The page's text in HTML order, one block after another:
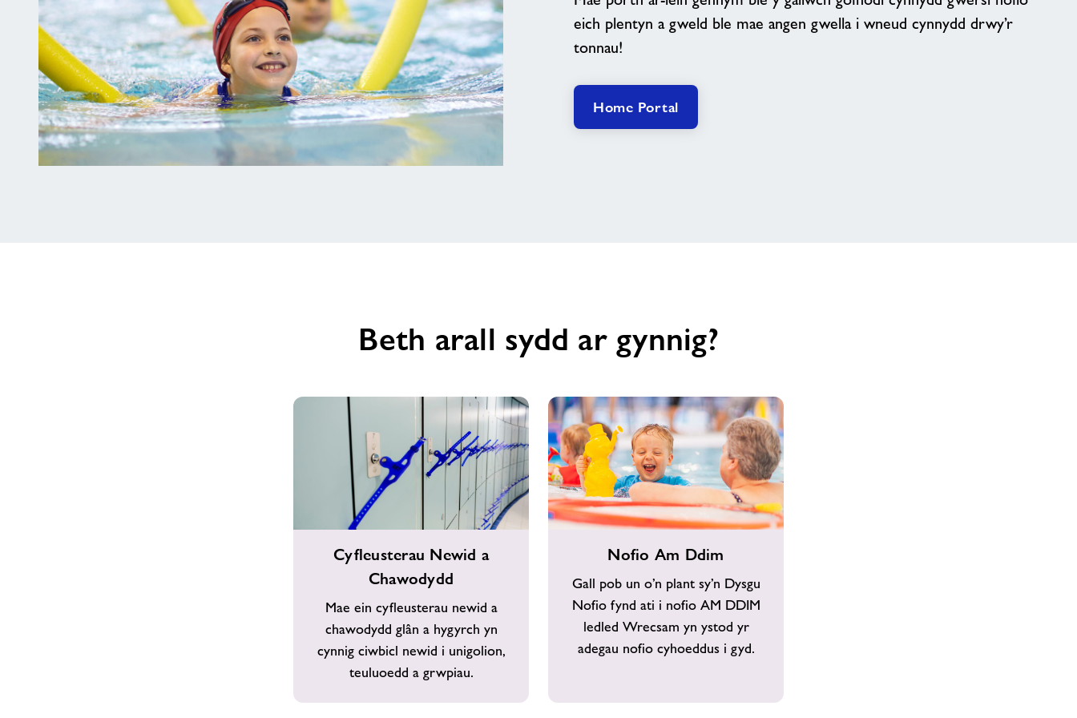
eich plentyn a gweld ble mae angen gwella i wneud cynnydd drwy’r
tonnau!
Home Portal
Beth arall sydd ar gynnig?
Cyfleusterau Newid a
Chawodydd
Mae ein cyfleusterau newid a
chawodydd glân a hygyrch yn
cynnig ciwbicl newid i unigolion,
teuluoedd a grwpiau.
Ddim
Nofio Am Ddim
Gall pob un o’n plant sy’n Dysgu
Nofio fynd ati i nofio AM DDIM
ledled Wrecsam yn ystod yr
adegau nofio cyhoeddus i gyd.